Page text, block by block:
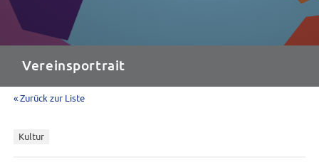
Vereinsportrait
« Zurück zur Liste
Kultur